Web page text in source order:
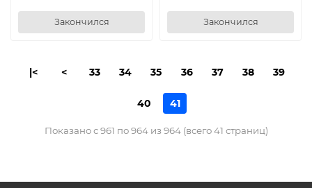
Закончился Закончился
|< < 33 34 35 36 37 38 39
40 41
Показано с 961 по 964 из 964 (всего 41 страниц)